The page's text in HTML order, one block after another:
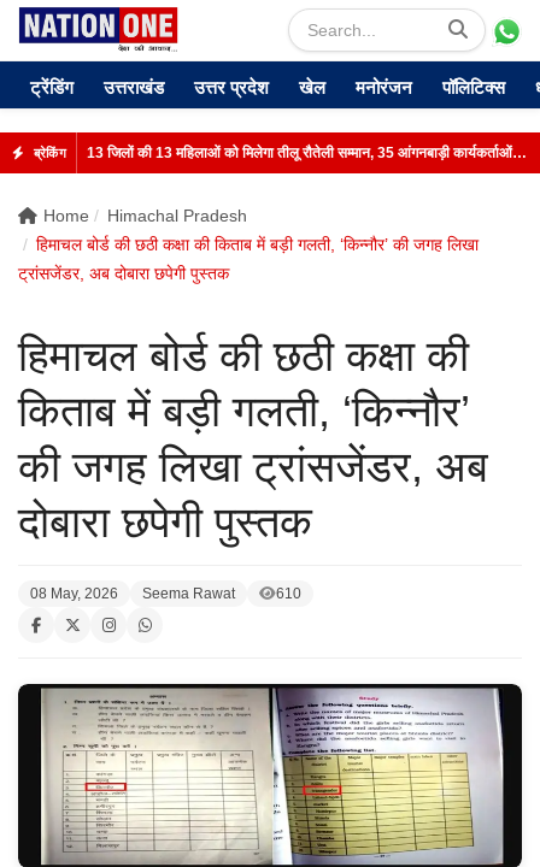
ब्रेकिंग 13 जिलों की 13 महिलाओं को मिलेगा तीलू रौतेली सम्मान, 35 आंगनबाड़ी कार्यकर्ताओं को भी पुरस्कार
ट्रेंडिंग उत्तराखंड उत्तर प्रदेश खेल मनोरंजन पॉलिटिक्स
Home
Himachal Pradesh
हिमाचल बोर्ड की छठी कक्षा की किताब में बड़ी गलती, ‘किन्नौर’ की जगह लिखा
ट्रांसजेंडर, अब दोबारा छपेगी पुस्तक
हिमाचल बोर्ड की छठी कक्षा की
किताब में बड़ी गलती, ‘किन्नौर’
की जगह लिखा ट्रांसजेंडर, अब
दोबारा छपेगी पुस्तक
08 May, 2026 Seema Rawat 610